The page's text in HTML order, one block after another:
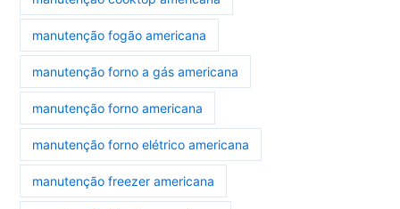
manutenção fogão americana
manutenção forno a gás americana
manutenção forno americana
manutenção forno elétrico americana
manutenção freezer americana